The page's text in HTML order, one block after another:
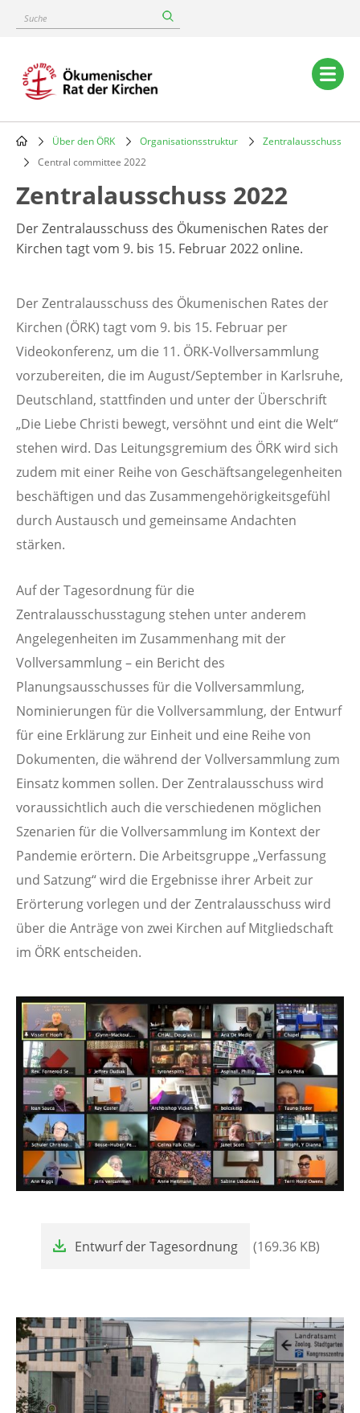
content
Suche
Main
navigation
Breadcrumb
Über den ÖRK Organisationsstruktur
Zentralausschuss
Central committee 2022
Zentralausschuss 2022
Der Zentralausschuss des Ökumenischen Rates der
Kirchen tagt vom 9. bis 15. Februar 2022 online.
Der Zentralausschuss des Ökumenischen Rates der
Kirchen (ÖRK) tagt vom 9. bis 15. Februar per
Videokonferenz, um die 11. ÖRK-Vollversammlung
vorzubereiten, die im August/September in Karlsruhe,
Deutschland, stattfinden und unter der Überschrift
„Die Liebe Christi bewegt, versöhnt und eint die Welt“
stehen wird. Das Leitungsgremium des ÖRK wird sich
zudem mit einer Reihe von Geschäftsangelegenheiten
beschäftigen und das Zusammengehörigkeitsgefühl
durch Austausch und gemeinsame Andachten
stärken.
Auf der Tagesordnung für die
Zentralausschusstagung stehen unter anderem
Angelegenheiten im Zusammenhang mit der
Vollversammlung – ein Bericht des
Planungsausschusses für die Vollversammlung,
Nominierungen für die Vollversammlung, der Entwurf
für eine Erklärung zur Einheit und eine Reihe von
Dokumenten, die während der Vollversammlung zum
Einsatz kommen sollen. Der Zentralausschuss wird
voraussichtlich auch die verschiedenen möglichen
Szenarien für die Vollversammlung im Kontext der
Pandemie erörtern. Die Arbeitsgruppe „Verfassung
und Satzung“ wird die Ergebnisse ihrer Arbeit zur
Erörterung vorlegen und der Zentralausschuss wird
über die Anträge von zwei Kirchen auf Mitgliedschaft
im ÖRK entscheiden.
Image
Entwurf der Tagesordnung (169.36 KB)
Image